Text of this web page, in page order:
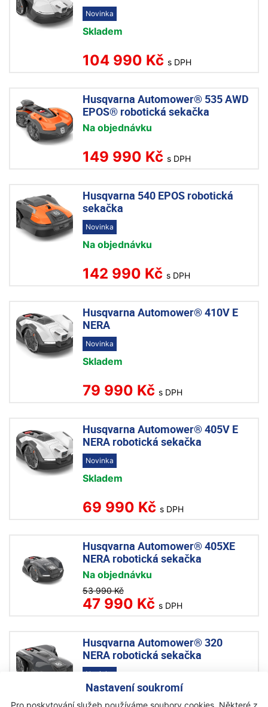
Nastavení soukromí
Pro poskytování služeb používáme soubory cookies. Některé z
Novinka
Skladem
104 990 Kč s DPH
Husqvarna Automower® 535 AWD
EPOS® robotická sekačka
Na objednávku
149 990 Kč s DPH
Husqvarna 540 EPOS robotická
sekačka
Novinka
Na objednávku
142 990 Kč s DPH
Husqvarna Automower® 410V E
NERA
Novinka
Skladem
79 990 Kč s DPH
Husqvarna Automower® 405V E
NERA robotická sekačka
Novinka
Skladem
69 990 Kč s DPH
Husqvarna Automower® 405XE
NERA robotická sekačka
Na objednávku
53 990 Kč
47 990 Kč s DPH
Husqvarna Automower® 320
NERA robotická sekačka
Novinka
Skladem